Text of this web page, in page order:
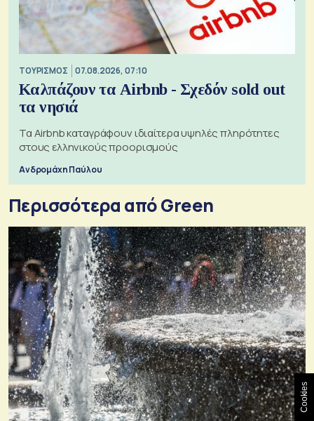
ΤΟΥΡΙΣΜΟΣ 07.08.2026, 07:10
Καλπάζουν τα Airbnb - Σχεδόν sold out
τα νησιά
Τα Airbnb καταγράφουν ιδιαίτερα υψηλές πληρότητες
στους ελληνικούς προορισμούς
Ανδρομάχη Παύλου
Περισσότερα από Green
Cookies